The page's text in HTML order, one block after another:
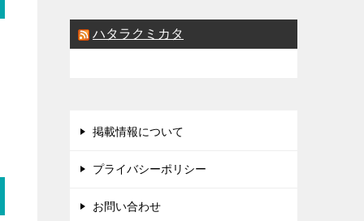
ハタラクミカタ
掲載情報について
プライバシーポリシー
お問い合わせ